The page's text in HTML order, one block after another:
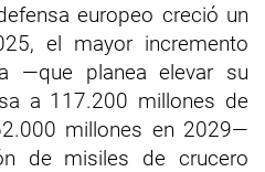
europeo creció un
el mayor incremento
—que planea elevar su
a 117.200 millones de
millones en 2029—
de misiles de crucero